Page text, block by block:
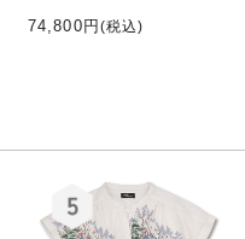
74,800円 (税込)